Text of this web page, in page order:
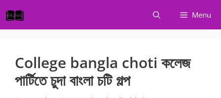
to
content
Menu
College bangla choti কলেজ
পার্টিতে চুদা বাংলা চটি গল্প